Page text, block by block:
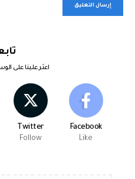
اعثر علينا على
Facebook
Like
Twitter
Follow